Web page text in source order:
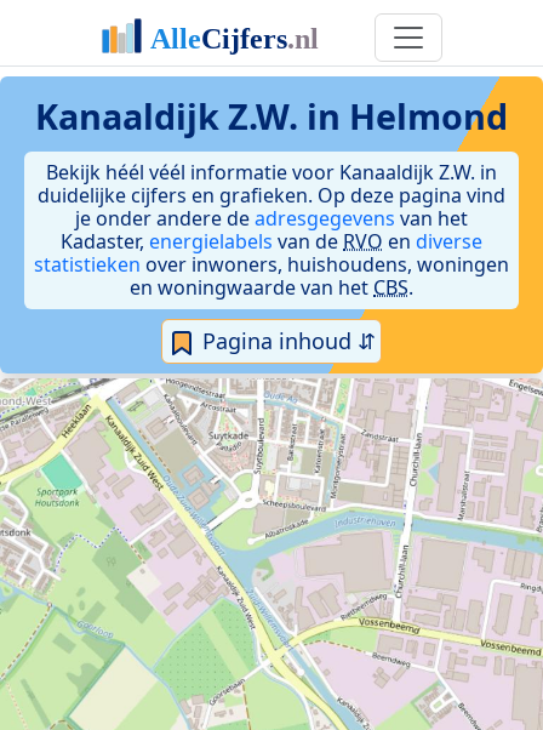
Kanaaldijk Z.W. in Helmond
Bekijk héél véél informatie voor Kanaaldijk Z.W. in
duidelijke cijfers en grafieken. Op deze pagina vind
je onder andere deadresgegevens van het
Kadaster, energielabels van de RVO en diverse
statistieken over inwoners, huishoudens, woningen
en woningwaarde van het CBS.
Pagina inhoud ⇵